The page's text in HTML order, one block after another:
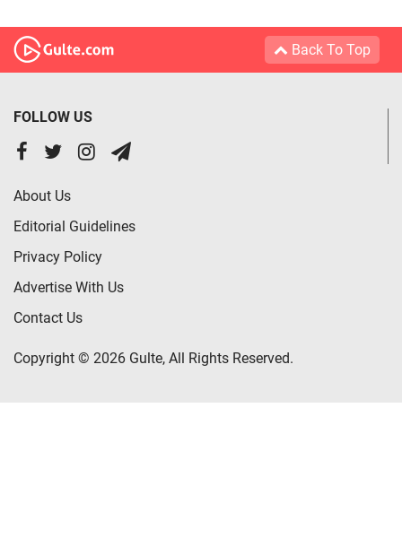
Back To Top
FOLLOW US
About Us
Editorial Guidelines
Privacy Policy
Advertise With Us
Contact Us
Copyright © 2026 Gulte, All Rights Reserved.